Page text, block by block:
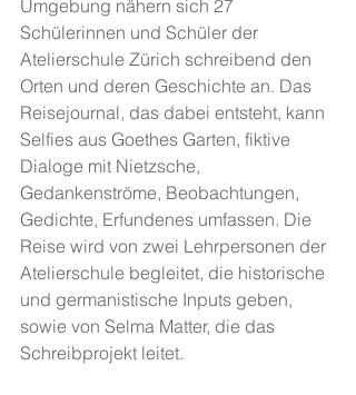
Umgebung nähern sich 27
Schülerinnen und Schüler der
Atelierschule Zürich schreibend den
Orten und deren Geschichte an. Das
Reisejournal, das dabei entsteht, kann
Selfies aus Goethes Garten, fiktive
Dialoge mit Nietzsche,
Gedankenströme, Beobachtungen,
Gedichte, Erfundenes umfassen. Die
Reise wird von zwei Lehrpersonen der
Atelierschule begleitet, die historische
und germanistische Inputs geben,
sowie von Selma Matter, die das
Schreibprojekt leitet.